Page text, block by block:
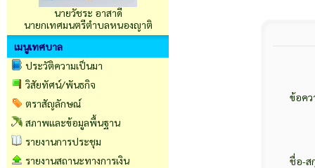
นายวัชระ อาสาดี
นายกเทศมนตรีตำบลหนองญาติ
เมนูเทศบาล
ประวัติความเป็นมา
วิสัยทัศน์/พันธกิจ
ตราสัญลักษณ์
สภาพและข้อมูลพื้นฐาน
รายงานการประชุม
รายงานสถานะทางการเงิน
ข้อคว
ชื่อ-ส